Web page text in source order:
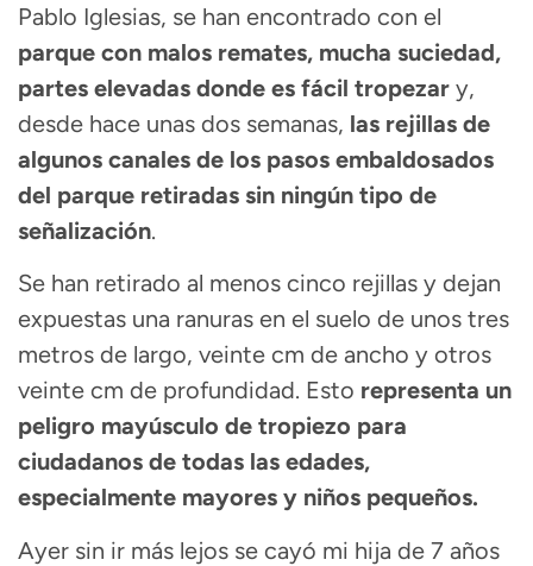
Pablo Iglesias, se han encontrado con el
parque con malos remates, mucha suciedad,
partes elevadas donde es fácil tropezar y,
desde hace unas dos semanas, las rejillas de
algunos canales de los pasos embaldosados
del parque retiradas sin ningún tipo de
señalización.
Se han retirado al menos cinco rejillas y dejan
expuestas una ranuras en el suelo de unos tres
metros de largo, veinte cm de ancho y otros
veinte cm de profundidad. Esto representa un
peligro mayúsculo de tropiezo para
ciudadanos de todas las edades,
especialmente mayores y niños pequeños.
Ayer sin ir más lejos se cayó mi hija de 7 años